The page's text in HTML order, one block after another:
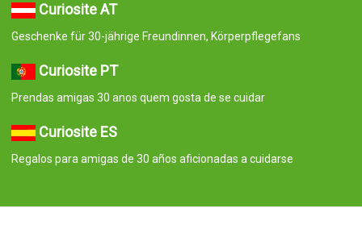
Curiosite AT
Geschenke für 30-jährige Freundinnen, Körperpflegefans
Curiosite PT
Prendas amigas 30 anos quem gosta de se cuidar
Curiosite ES
Regalos para amigas de 30 años aficionadas a cuidarse